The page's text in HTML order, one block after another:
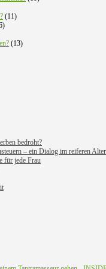
(11)
(13)
bedroht?
– ein Dialog im reiferen Alter
für jede Frau